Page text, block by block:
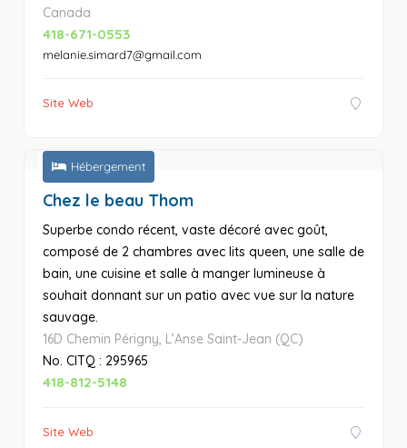
Canada
418-671-0553
melanie.simard7@gmail.com
Site Web
Hébergement
Chez le beau Thom
Superbe condo récent, vaste décoré avec goût,
composé de 2 chambres avec lits queen, une salle de
bain, une cuisine et salle à manger lumineuse à
souhait donnant sur un patio avec vue sur la nature
sauvage.
16D Chemin Périgny, L’Anse Saint-Jean (QC)
No. CITQ : 295965
418-812-5148
Site Web